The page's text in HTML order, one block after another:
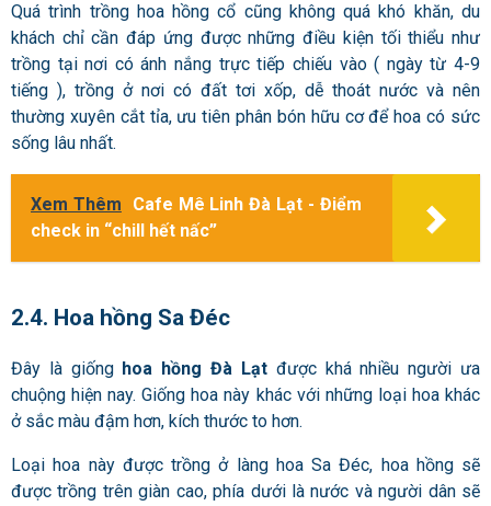
Quá trình trồng hoa hồng cổ cũng không quá khó khăn, du
khách chỉ cần đáp ứng được những điều kiện tối thiểu như
trồng tại nơi có ánh nắng trực tiếp chiếu vào ( ngày từ 4-9
tiếng ), trồng ở nơi có đất tơi xốp, dễ thoát nước và nên
thường xuyên cắt tỉa, ưu tiên phân bón hữu cơ để hoa có sức
sống lâu nhất.
Xem Thêm
Cafe Mê Linh Đà Lạt - Điểm
check in “chill hết nấc”
2.4. Hoa hồng Sa Đéc
Đây là giốnghoa hồng Đà Lạtđược khá nhiều người ưa
chuộng hiện nay. Giống hoa này khác với những loại hoa khác
ở sắc màu đậm hơn, kích thước to hơn.
Loại hoa này được trồng ở làng hoa Sa Đéc, hoa hồng sẽ
được trồng trên giàn cao, phía dưới là nước và người dân sẽ